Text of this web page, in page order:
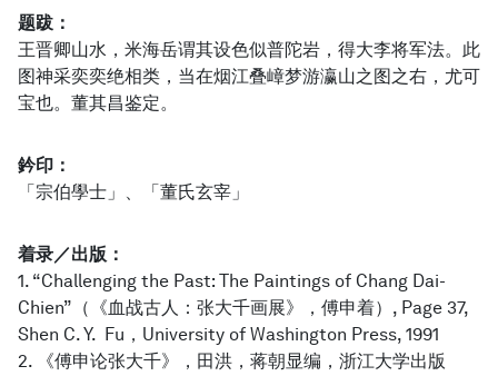
题跋：
王晋卿山水，米海岳谓其设色似普陀岩，得大李将军法。此
图神采奕奕绝相类，当在烟江叠嶂梦游瀛山之图之右，尤可
宝也。董其昌鉴定。
鈐印：
「宗伯學士」、「董氏玄宰」
着录／出版：
1. “Challenging the Past: The Paintings of Chang Dai-
Chien”（《血战古人：张大千画展》，傅申着）, Page 37,
Shen C. Y. Fu，University of Washington Press, 1991
2. 《傅申论张大千》，田洪，蒋朝显编，浙江大学出版